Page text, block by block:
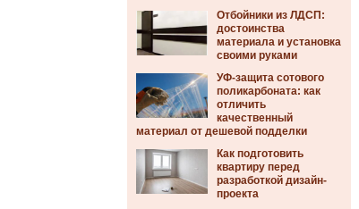
Отбойники из ЛДСП:
достоинства
материала и установка
своими руками
УФ-защита сотового
поликарбоната: как
отличить
качественный
материал от дешевой подделки
Как подготовить
квартиру перед
разработкой дизайн-
проекта